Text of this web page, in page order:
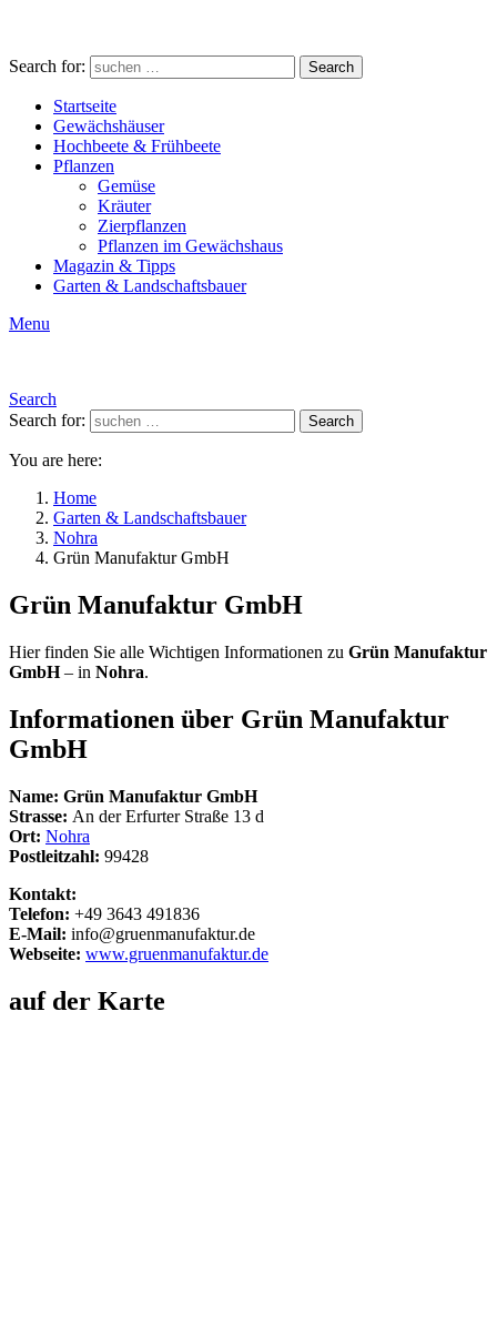
Search for: Search
Startseite
Gewächshäuser
Hochbeete & Frühbeete
Pflanzen
Gemüse
Kräuter
Zierpflanzen
Pflanzen im Gewächshaus
Magazin & Tipps
Garten & Landschaftsbauer
Menu
Search
Search for:
Search
You are here:
Home
Garten & Landschaftsbauer
Nohra
Grün Manufaktur GmbH
Grün Manufaktur GmbH
Hier finden Sie alle Wichtigen Informationen zu Grün Manufaktur
GmbH– in Nohra.
Informationen über Grün Manufaktur
GmbH
Name: Grün Manufaktur GmbH
Strasse: An der Erfurter Straße 13 d
Ort: Nohra
Postleitzahl: 99428
Kontakt:
Telefon: +49 3643 491836
E-Mail: info@gruenmanufaktur.de
Webseite: www.gruenmanufaktur.de
auf der Karte